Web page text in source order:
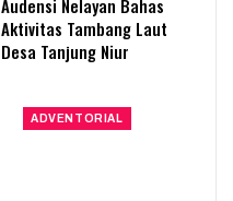
Audensi Nelayan Bahas
Aktivitas Tambang Laut
Desa Tanjung Niur
ADVENTORIAL